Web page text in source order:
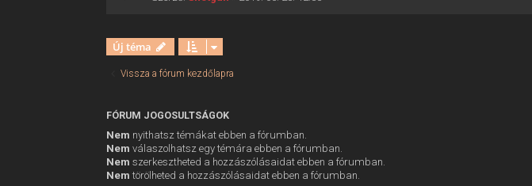
Új téma
Vissza a fórum kezdőlapra
FÓRUM JOGOSULTSÁGOK
Nem nyithatsz témákat ebben a fórumban.
Nem válaszolhatsz egy témára ebben a fórumban.
Nem szerkesztheted a hozzászólásaidat ebben a fórumban.
Nem törölheted a hozzászólásaidat ebben a fórumban.